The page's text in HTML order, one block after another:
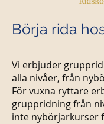
Börja rida
Vi erbjuder
alla nivåer, från
För vuxna ryttare
gruppridning från
inte nybörjarkurser